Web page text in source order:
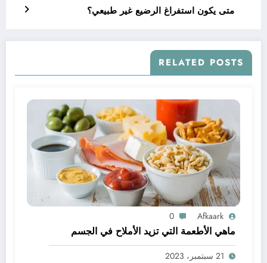
متى يكون استفراغ الرضيع غير طبيعي؟
RELATED POSTS
Afkaark
0
ماهي الأطعمة التي تزيد الأملاح في الجسم
21 سبتمبر، 2023